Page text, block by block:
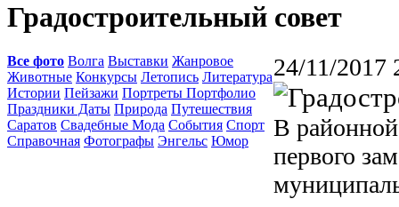
Градостроительный совет
Все фото Волга Выставки Жанровое
Животные Конкурсы Летопись Литература
Истории Пейзажи Портреты Портфолио
Праздники Даты Природа Путешествия
Саратов Свадебные Мода События Спорт
Справочная Фотографы Энгельс Юмор
24/11/2017
В районной
первого